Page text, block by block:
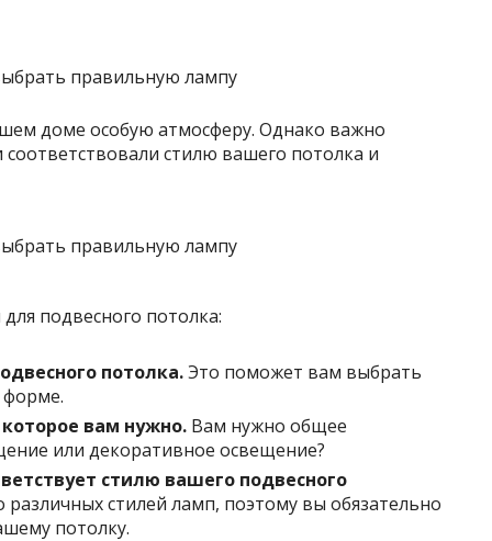
доме особую атмосферу. Однако важно
стилю вашего потолка и
подвесного потолка:
потолка.Это поможет вам выбрать
вам нужно. Вам нужно общее
или декоративное освещение?
стилю вашего подвесного
стилей ламп, поэтому вы обязательно
потолку.